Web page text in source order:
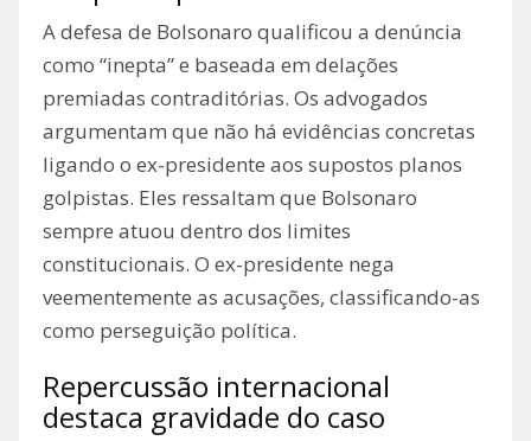
A defesa de Bolsonaro qualificou a denúncia
como “inepta” e baseada em delações
premiadas contraditórias. Os advogados
argumentam que não há evidências concretas
ligando o ex-presidente aos supostos planos
golpistas. Eles ressaltam que Bolsonaro
sempre atuou dentro dos limites
constitucionais. O ex-presidente nega
veementemente as acusações, classificando-as
como perseguição política.
Repercussão internacional
destaca gravidade do caso